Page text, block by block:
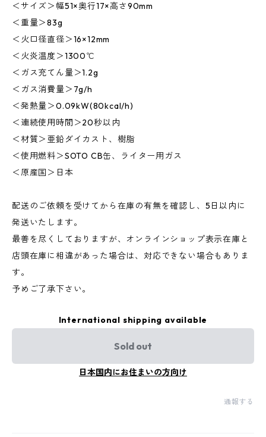
＜サイズ＞幅51×奥行17×高さ90mm
＜重量＞83g
＜火口径直径＞16×12mm
＜火炎温度＞1300℃
＜ガス充てん量＞1.2g
＜ガス消費量＞7g/h
＜発熱量＞0.09kW(80kcal/h)
＜連続使用時間＞20秒以内
＜材質＞亜鉛ダイカスト、樹脂
＜使用燃料＞SOTO CB缶、ライター用ガス
＜原産国＞日本
配送のご依頼を受けてから在庫の有無を確認し、5日以内に
発送いたします。
最善を尽くしておりますが、オンラインショップ表示在庫と
店頭在庫に相違があった場合は、対応できない場合もありま
す。
予めご了承下さい。
International shipping available
Sold out
日本国内にお住まいの方向け
通報する